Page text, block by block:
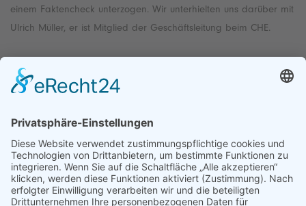
einem Faktencheck unterzogen. Wir unterhielten uns darüber mit
Ulrich Müller, er ist Mitglied der Geschäftsleitung beim CHE.